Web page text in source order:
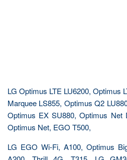
LG Optimus LTE LU6200, Optimus
Marquee LS855, Optimus Q2
Optimus EX SU880, Optimus Net
Optimus Net, EGO T500,
LG EGO Wi-Fi, A100, Optimus